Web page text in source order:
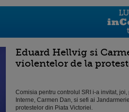
Eduard Hellvig si
violentelor de la
Comisia pentru controlul SRI i-a invitat,
Interne, Carmen Dan, si sefi ai
protestelor din Piata Victoriei.